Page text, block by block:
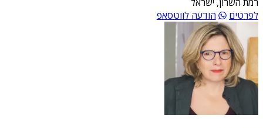
לפרטים
הודעה לווטסאפ